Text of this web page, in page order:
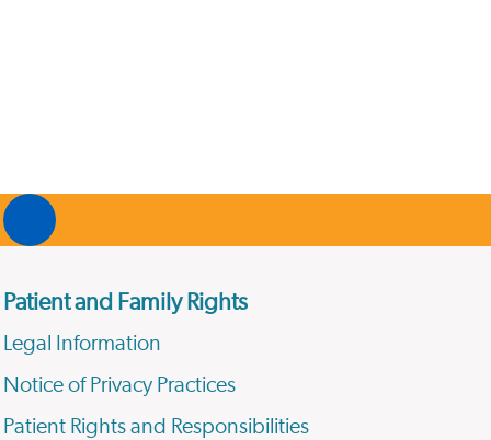
Patient and Family Rights
Legal Information
Notice of Privacy Practices
Patient Rights and Responsibilities